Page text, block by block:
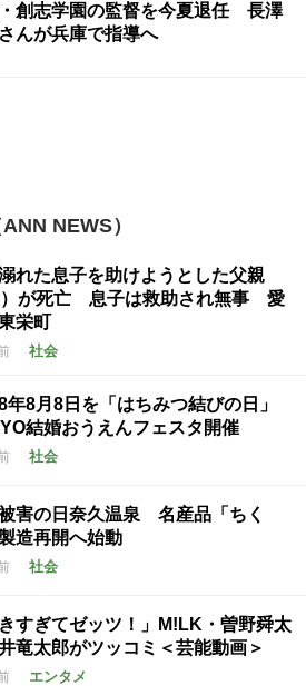
創志学園の監督を今夏退任 長澤
んが兵庫で指導へ
NEWS）
れた息子を助けようとした父親
）が死亡 息子は救助され無事 愛
栄町
社会
年8月8日を「はちみつ結びの日」
結婚おうえんフェスタ開催
社会
害の日奈久温泉 名産品「ちく
造再開へ始動
社会
きすぎてゼッツ！」M!LK・曽野舜太
竜太郎がツッコミ＜芸能動画＞
エンタメ